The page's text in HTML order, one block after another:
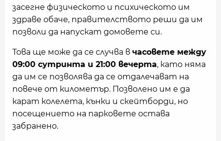
засегне физическото и психическото им
здраве обаче, правителството реши да им
позволи да напускат домовете си.
Това ще може да се случва в часовете между
09:00 сутринта и 21:00 вечерта, като няма
да им се позволява да се отдалечават на
повече от километър. Позволено им е да
карат колелета, кънки и скейтборди, но
посещението на парковете остава
забранено.